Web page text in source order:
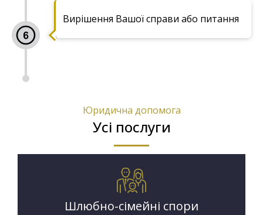
Вирішення Вашої справи або питання
Юридична допомога
Усі послуги
Шлюбно-сімейні спори